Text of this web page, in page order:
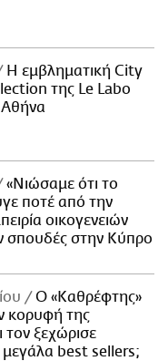
Η εμβληματική City
της Le Labo
Αθήνα
«Νιώσαμε ότι το
ποτέ από την
οικογενειών
σπουδές στην Κύπρο
Ο «Καθρέφτης»
κορυφή της
τον ξεχώρισε
best sellers;